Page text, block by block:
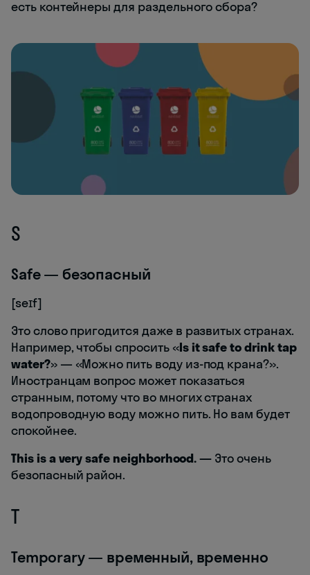
есть контейнеры для раздельного сбора?
S
Safe — безопасный
[seɪf]
Это слово пригодится даже в развитых странах.
Например, чтобы спросить «Is it safe to drink tap
water?» — «Можно пить воду из-под крана?».
Иностранцам вопрос может показаться
странным, потому что во многих странах
водопроводную воду можно пить. Но вам будет
спокойнее.
This is a very safe neighborhood. — Это очень
безопасный район.
T
Temporary — временный, временно